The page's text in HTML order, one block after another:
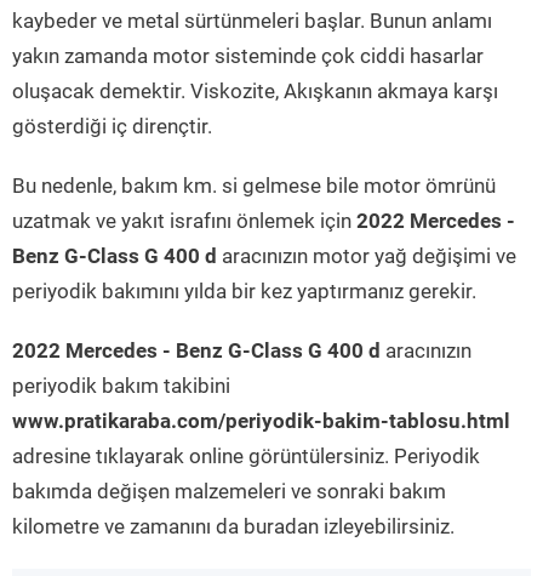
kaybeder ve metal sürtünmeleri başlar. Bunun anlamı
yakın zamanda motor sisteminde çok ciddi hasarlar
oluşacak demektir. Viskozite, Akışkanın akmaya karşı
gösterdiği iç dirençtir.
Bu nedenle, bakım km. si gelmese bile motor ömrünü
uzatmak ve yakıt israfını önlemek için 2022 Mercedes -
Benz G-Class G 400 d aracınızın motor yağ değişimi ve
periyodik bakımını yılda bir kez yaptırmanız gerekir.
2022 Mercedes - Benz G-Class G 400 d aracınızın
periyodik bakım takibini
www.pratikaraba.com/periyodik-bakim-tablosu.html
adresine tıklayarak online görüntülersiniz. Periyodik
bakımda değişen malzemeleri ve sonraki bakım
kilometre ve zamanını da buradan izleyebilirsiniz.